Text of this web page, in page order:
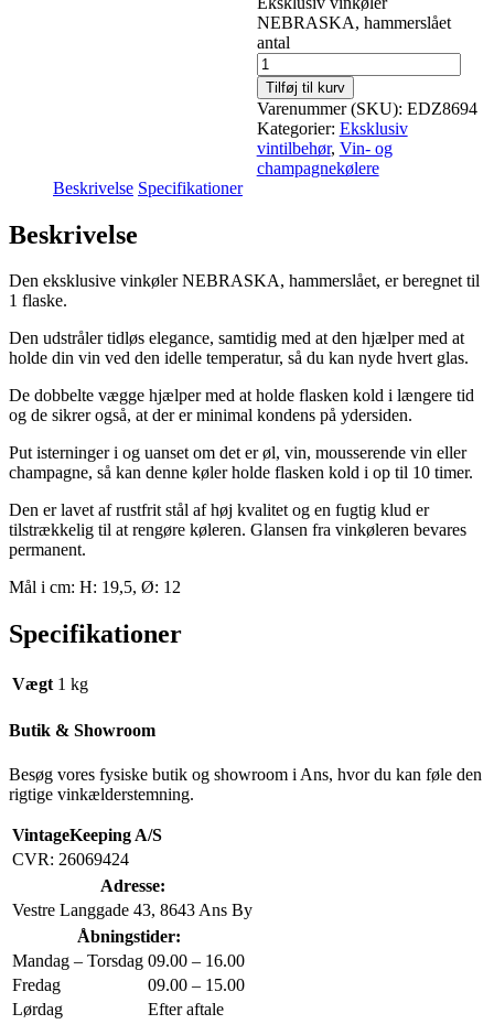
NEBRASKA, hammerslået
antal
Tilføj til kurv
Varenummer (SKU): EDZ8694
Kategorier: Eksklusiv
vintilbehør, Vin- og
champagnekølere
Beskrivelse Specifikationer
Beskrivelse
Den eksklusive vinkøler NEBRASKA, hammerslået, er beregnet til
1 flaske.
Den udstråler tidløs elegance, samtidig med at den hjælper med at
holde din vin ved den idelle temperatur, så du kan nyde hvert glas.
De dobbelte vægge hjælper med at holde flasken kold i længere tid
og de sikrer også, at der er minimal kondens på ydersiden.
Put isterninger i og uanset om det er øl, vin, mousserende vin eller
champagne, så kan denne køler holde flasken kold i op til 10 timer.
Den er lavet af rustfrit stål af høj kvalitet og en fugtig klud er
tilstrækkelig til at rengøre køleren. Glansen fra vinkøleren bevares
permanent.
Mål i cm: H: 19,5, Ø: 12
Specifikationer
Vægt 1 kg
Butik & Showroom
Besøg vores fysiske butik og showroom i Ans, hvor du kan føle den
rigtige vinkælderstemning.
VintageKeeping A/S
CVR: 26069424
Adresse:
Vestre Langgade 43, 8643 Ans By
Åbningstider:
Mandag – Torsdag 09.00 – 16.00
Fredag
09.00 – 15.00
Lørdag
Efter aftale